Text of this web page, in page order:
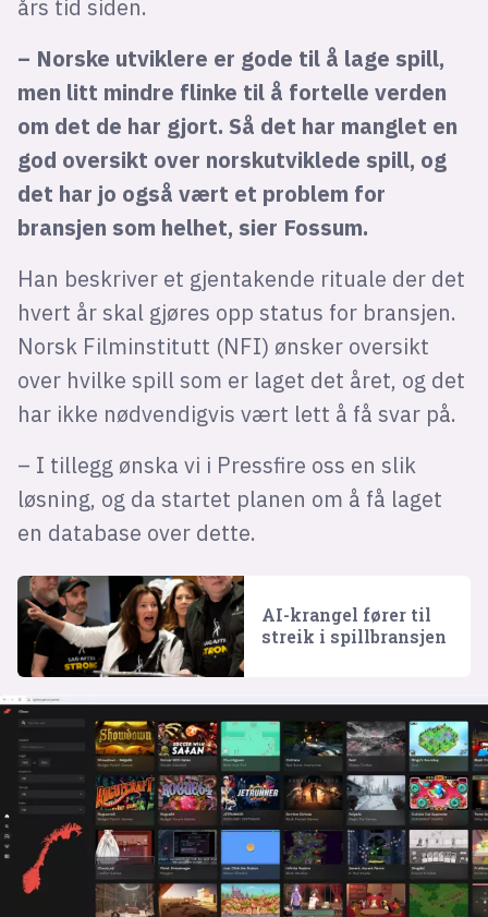
års tid siden.
– Norske utviklere er gode til å lage spill,
men litt mindre flinke til å fortelle verden
om det de har gjort. Så det har manglet en
god oversikt over norskutviklede spill, og
det har jo også vært et problem for
bransjen som helhet, sier Fossum.
Han beskriver et gjentakende rituale der det
hvert år skal gjøres opp status for bransjen.
Norsk Filminstitutt (NFI) ønsker oversikt
over hvilke spill som er laget det året, og det
har ikke nødvendigvis vært lett å få svar på.
– I tillegg ønska vi i Pressfire oss en slik
løsning, og da startet planen om å få laget
en database over dette.
AI-krangel fører til
streik i spillbransjen